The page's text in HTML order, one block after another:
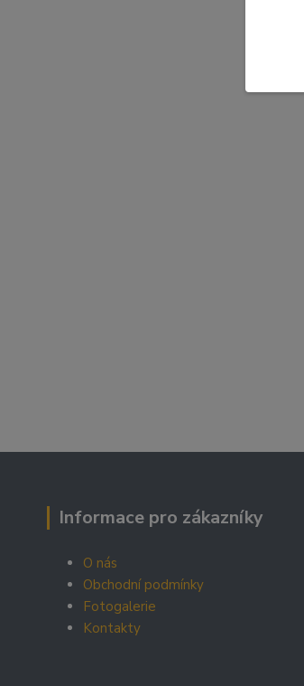
Informace pro zákazníky
O nás
Obchodní podmínky
Fotogalerie
Kontakty